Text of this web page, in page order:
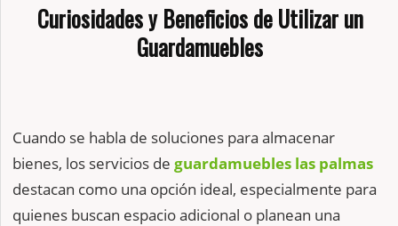
Curiosidades y Beneficios de Utilizar un
Guardamuebles
Cuando se habla de soluciones para almacenar
bienes, los servicios deguardamuebles las palmas
destacan como una opción ideal, especialmente para
quienes buscan espacio adicional o planean una